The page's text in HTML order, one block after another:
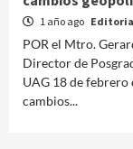
1 año ago
POR el Mtro.
Director de
UAG 18 de febrero
cambios...